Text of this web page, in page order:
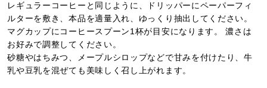
レギュラーコーヒーと同じように、ドリッパーにペーパーフィ
ルターを敷き、本品を適量入れ、ゆっくり抽出してください。
マグカップにコーヒースプーン1杯が目安になります。 濃さは
お好みで調整してください。
砂糖やはちみつ、メープルシロップなどで甘みを付けたり、牛
乳や豆乳を混ぜても美味しく召し上がれます。